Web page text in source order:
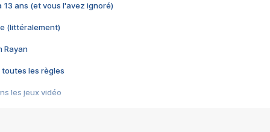
13 ans (et vous l'avez ignoré)
(littéralement)
Rayan
toutes les règles
les jeux vidéo